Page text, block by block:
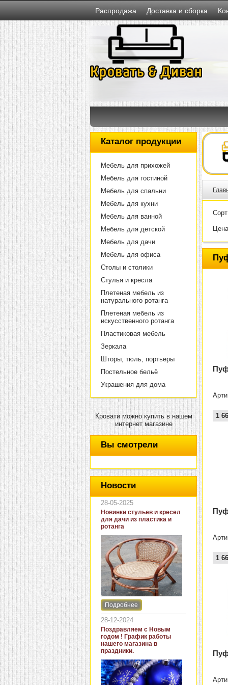
Распродажа Доставка и сборка
Каталог продукции
Мебель для прихожей
Мебель для гостиной
Мебель для спальни
Мебель для кухни
Мебель для ванной
Мебель для детской
Мебель для дачи
Мебель для офиса
Столы и столики
Стулья и кресла
Плетеная мебель из
натурального ротанга
Плетеная мебель из
искусственного ротанга
Пластиковая мебель
Зеркала
Шторы, тюль, портьеры
Постельное бельё
Украшения для дома
Кровати можно купить в нашем
интернет магазине
Вы смотрели
Новости
28-05-2025
Новинки стульев и кресел
для дачи из пластика и
ротанга
Интернет-магазин "Кровать
и диван" представляет
новинки стульев и кресел
для дачи. В ассортименте
представлены как
бюджетные модели из
пластика для дачи, так и
кресла для загородных
домов из натурального и
искусственного ротанга.
Подробнее
28-12-2024
Поздравляем с Новым
годом ! График работы
нашего магазина в
праздники.
1
1